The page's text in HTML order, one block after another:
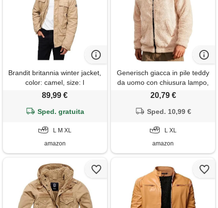
Brandit britannia winter jacket,
color: camel, size: l
89,99 €
Sped. gratuita
L M XL
amazon
Generisch giacca in pile teddy
da uomo con chiusura lampo,
morbida giacca sherpa con
peluche per autunno e
20,79 €
Sped. 10,99 €
L XL
amazon